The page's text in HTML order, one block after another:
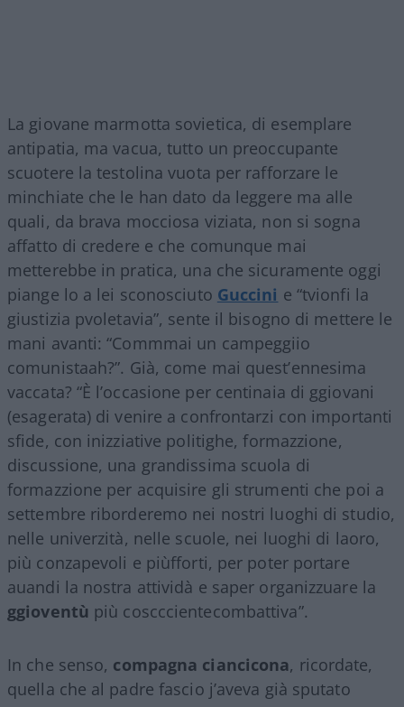
La giovane marmotta sovietica, di esemplare
antipatia, ma vacua, tutto un preoccupante
scuotere la testolina vuota per rafforzare le
minchiate che le han dato da leggere ma alle
quali, da brava mocciosa viziata, non si sogna
affatto di credere e che comunque mai
metterebbe in pratica, una che sicuramente oggi
piange lo a lei sconosciuto Guccini e “tvionfi la
giustizia pvoletavia”, sente il bisogno di mettere le
mani avanti: “Commmai un campeggiio
comunistaah?”. Già, come mai quest’ennesima
vaccata? “È l’occasione per centinaia di ggiovani
(esagerata) di venire a confrontarzi con importanti
sfide, con inizziative politighe, formazzione,
discussione, una grandissima scuola di
formazzione per acquisire gli strumenti che poi a
settembre riborderemo nei nostri luoghi di studio,
nelle univerzità, nelle scuole, nei luoghi di laoro,
più conzapevoli e piùfforti, per poter portare
auandi la nostra attividà e saper organizzuare la
ggioventù più coscccientecombattiva”.
In che senso, compagna ciancicona, ricordate,
quella che al padre fascio j’aveva già sputato